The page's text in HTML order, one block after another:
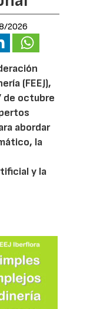
2026
(FEEJ),
de octubre
abordar
la
y la